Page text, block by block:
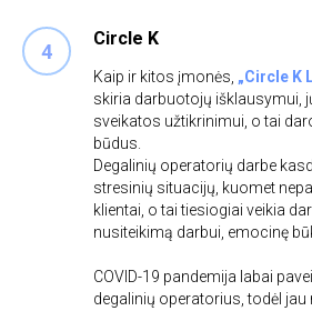
Circle K
Kaip ir kitos įmonės, „Circle K
skiria darbuotojų išklausymui,
sveikatos užtikrinimui, o tai
būdus.
Degalinių operatorių darbe
stresinių situacijų, kuomet
klientai, o tai tiesiogiai veikia
nusiteikimą darbui, emocinę
COVID-19 pandemija labai
degalinių operatorius, todėl